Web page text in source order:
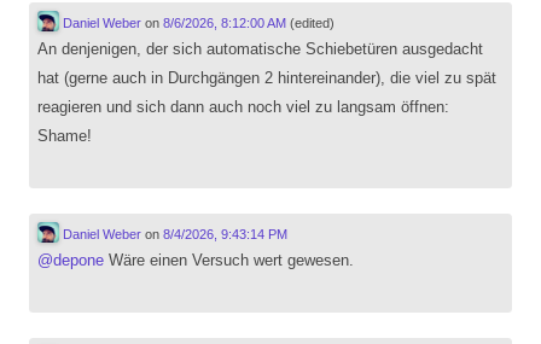
Daniel Weberon 8/6/2026, 8:12:00 AM (edited)
An denjenigen, der sich automatische Schiebetüren ausgedacht
hat (gerne auch in Durchgängen 2 hintereinander), die viel zu spät
reagieren und sich dann auch noch viel zu langsam öffnen:
Shame!
Daniel Weberon 8/4/2026, 9:43:14 PM
@depone Wäre einen Versuch wert gewesen.